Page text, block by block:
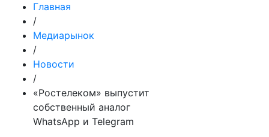
Главная
/
Медиарынок
/
Новости
/
«Ростелеком» выпустит
собственный аналог
WhatsApp и Telegram